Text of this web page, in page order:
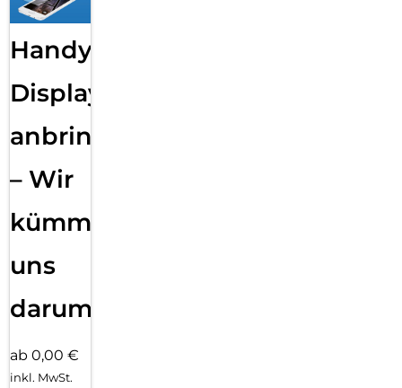
Handy
Displayfolie
anbringen
– Wir
kümmern
uns
darum!
ab 0,00 €
inkl. MwSt.